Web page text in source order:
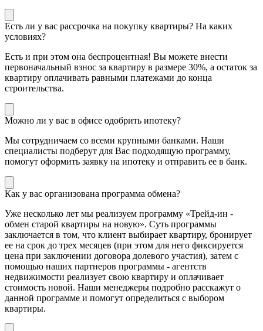
Есть ли у вас рассрочка на покупку квартиры? На каких
условиях?
Есть и при этом она беспроцентная! Вы можете внести
первоначальный взнос за квартиру в размере 30%, а остаток за
квартиру оплачивать равными платежами до конца
строительства.
Можно ли у вас в офисе одобрить ипотеку?
Мы сотрудничаем со всеми крупными банками. Наши
специалисты подберут для Вас подходящую программу,
помогут оформить заявку на ипотеку и отправить ее в банк.
Как у вас организована программа обмена?
Уже несколько лет мы реализуем программу «Трейд-ин -
обмен старой квартиры на новую». Суть программы
заключается в том, что клиент выбирает квартиру, бронирует
ее на срок до трех месяцев (при этом для него фиксируется
цена при заключении договора долевого участия), затем с
помощью наших партнеров программы - агентств
недвижимости реализует свою квартиру и оплачивает
стоимость новой. Наши менеджеры подробно расскажут о
данной программе и помогут определиться с выбором
квартиры.